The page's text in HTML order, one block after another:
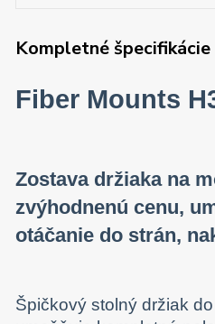
Kompletné špecifikácie
Fiber Mounts
Zostava držiaka na
zvýhodnenú cenu,
otáčanie do strán,
Špičkový stolný držiak